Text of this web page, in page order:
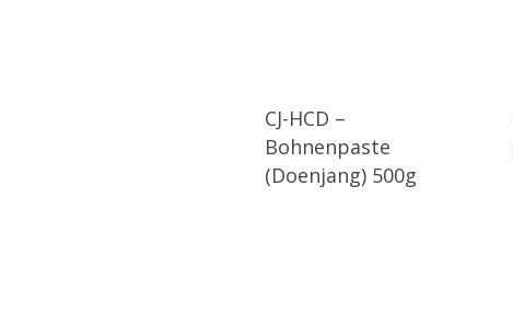
CJ-HCD –
Bohnenpaste
(Doenjang) 500g